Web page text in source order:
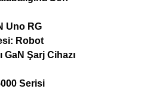
Uno RG
Robot
GaN Şarj Cihazı
Serisi